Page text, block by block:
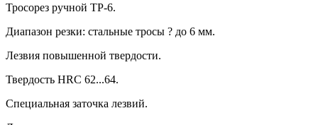
Тросорез ручной ТР-6.
Диапазон резки: стальные тросы ? до 6 мм.
Лезвия повышенной твердости.
Твердость HRC 62...64.
Специальная заточка лезвий.